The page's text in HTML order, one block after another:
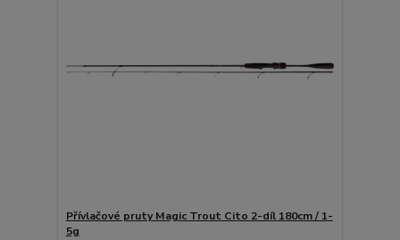
Přívlačové pruty Magic Trout Cito 2-díl 180cm / 1-
5g